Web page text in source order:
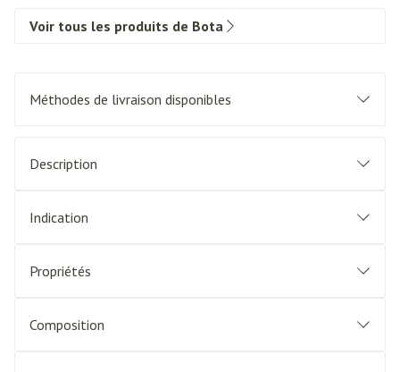
Voir tous les produits de Bota
Méthodes de livraison disponibles
Description
Indication
Propriétés
Composition